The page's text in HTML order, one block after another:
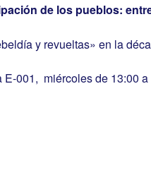
de los pueblos:
y revueltas» en la
001, miércoles de 13:00